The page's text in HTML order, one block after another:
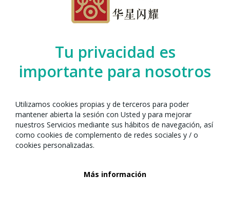
Tu privacidad es
importante para nosotros
Utilizamos cookies propias y de terceros para poder
mantener abierta la sesión con Usted y para mejorar
nuestros Servicios mediante sus hábitos de navegación, así
como cookies de complemento de redes sociales y / o
cookies personalizadas.
Más información
· ¿Cuándo? 5 de febrero de 2025
· ¿Días?Miércoles
· ¿Hora?18:00h GMT +2
alumnos del CNL L’Heura dinamizarán una experiencia para cocinar